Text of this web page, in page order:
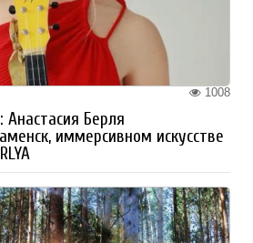
1008
Анастасия Берля
иммерсивном искусстве